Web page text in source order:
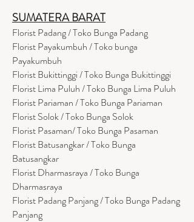
SUMATERA BARAT
Florist Padang / Toko Bunga Padang
Florist Payakumbuh / Toko bunga
Payakumbuh
Florist Bukittinggi / Toko Bunga Bukittinggi
Florist Lima Puluh / Toko Bunga Lima Puluh
Florist Pariaman / Toko Bunga Pariaman
Florist Solok / Toko Bunga Solok
Florist Pasaman/ Toko Bunga Pasaman
Florist Batusangkar / Toko Bunga
Batusangkar
Florist Dharmasraya / Toko Bunga
Dharmasraya
Florist Padang Panjang / Toko Bunga Padang
Panjang